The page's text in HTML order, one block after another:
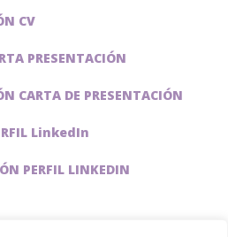
CV
PRESENTACIÓN
CARTA DE PRESENTACIÓN
LinkedIn
PERFIL LINKEDIN